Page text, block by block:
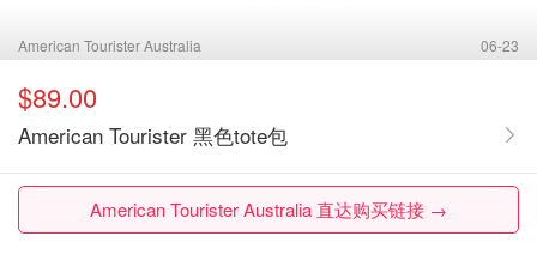
American Tourister Australia 06-23
$89.00
American Tourister 黑色tote包
American Tourister Australia 直达购买链接 →